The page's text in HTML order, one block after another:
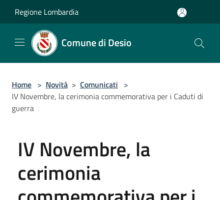
Regione Lombardia
Comune di Desio
Home > Novità > Comunicati >
IV Novembre, la cerimonia commemorativa per i Caduti di
guerra
IV Novembre, la
cerimonia